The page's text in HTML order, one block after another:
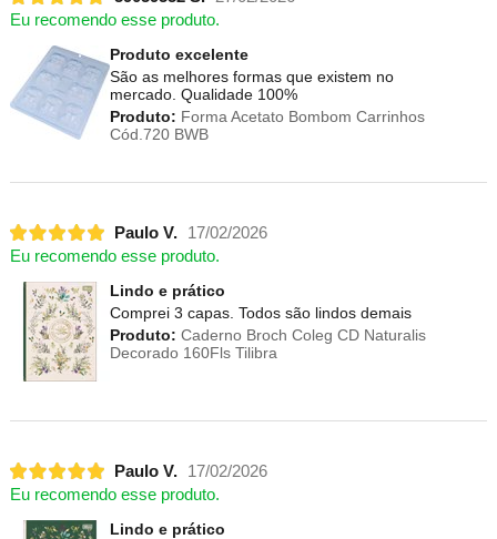
Eu recomendo esse produto.
Produto excelente
São as melhores formas que existem no
mercado. Qualidade 100%
Produto: Forma Acetato Bombom Carrinhos
Cód.720 BWB
Paulo V.
17/02/2026
Eu recomendo esse produto.
Lindo e prático
Comprei 3 capas. Todos são lindos demais
Produto: Caderno Broch Coleg CD Naturalis
Decorado 160Fls Tilibra
Paulo V.
17/02/2026
Eu recomendo esse produto.
Lindo e prático